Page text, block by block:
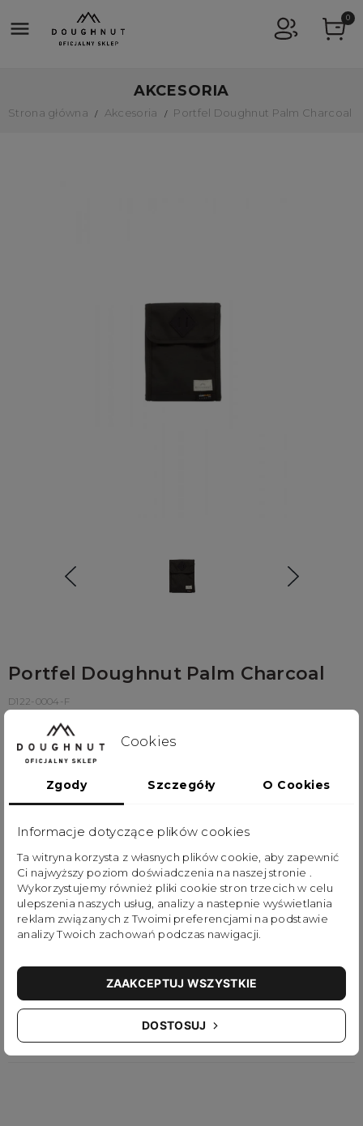
 0
AKCESORIA
Strona główna Akcesoria Portfel Doughnut Palm Charcoal
Portfel Doughnut Palm Charcoal
D122-0004-F
129,00 zł
Najniższa cena produktu
Palm to funkcjonalny i pojemny portfel podróżny.
Podręczny produkt, wykonany z dbałością o każdy
element oraz trwałej, odpornej na ścieranie oraz
zachlapanie tkaniny. Przygotowany do podróży
paszport, telefon, karty czy niezbędne drobiazgi.
Palm posiada długi, odpinany pasek na szyję, a w
głównej komorze elastyczne gumki na słuchawki.
Cookies
Zgody Szczegóły O Cookies
Informacje dotyczące plików cookies
Ta witryna korzysta z własnych plików cookie, aby zapewnić
Ci najwyższy poziom doświadczenia na naszej stronie .
Wykorzystujemy również pliki cookie stron trzecich w celu
ulepszenia naszych usług, analizy a nastepnie wyświetlania
reklam związanych z Twoimi preferencjami na podstawie
analizy Twoich zachowań podczas nawigacji.
DOSTOSUJ
ZAAKCEPTUJ WSZYSTKIE